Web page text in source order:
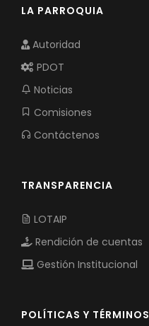
LA PARROQUIA
Autoridad
PDOT
Noticias
Comisiones
Contáctenos
TRANSPARENCIA
LOTAIP
Rendición de cuentas
Gestión Institucional
POLÍTICAS Y TÉRMINOS